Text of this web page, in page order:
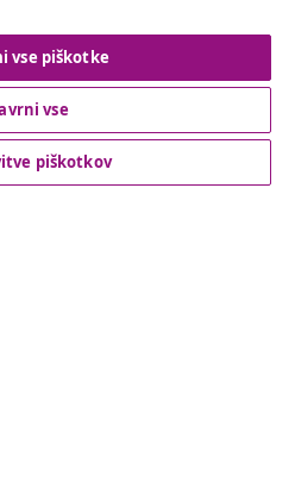
od naročila.
vse piškotke
vse
piškotkov